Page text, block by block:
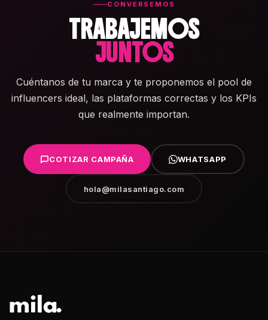
CONVERSEMOS
TRABAJEMOS
JUNTOS
Cuéntanos de tu marca y te proponemos el pool de
influencers ideal, las plataformas correctas y los KPIs
que realmente importan.
COTIZAR CAMPAÑA WHATSAPP
hola@milasantiago.com